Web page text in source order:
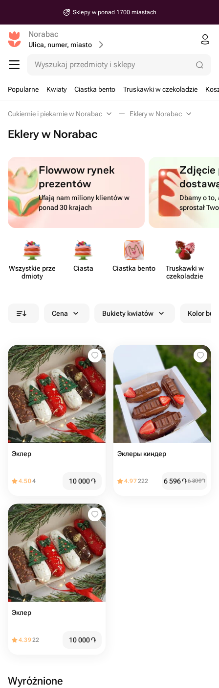
Sklepy w ponad 1700 miastach
Norabac
Ulica, numer, miasto
Wyszukaj przedmioty i sklepy
Popularne Kwiaty Ciastka bento Truskawki w czekoladzie
Cukiernie i piekarnie w Norabac Eklery w Norabac
Eklery w Norabac
Flowwow rynek
prezentów
Ufają nam miliony klientów w
ponad 30 krajach
Dbamy o to,
sprostał
Wszystkie prze​
dmioty
Ciasta Ciastka bento
Truskawki w
czeko​ladzie
Cena Bukiety kwiatów Kolor
Эклер
4.504 10 000֏
Эклеры киндер
4.97222 6 596֏6 800֏
Эклер
4.3922 10 000֏
Wyróżnione